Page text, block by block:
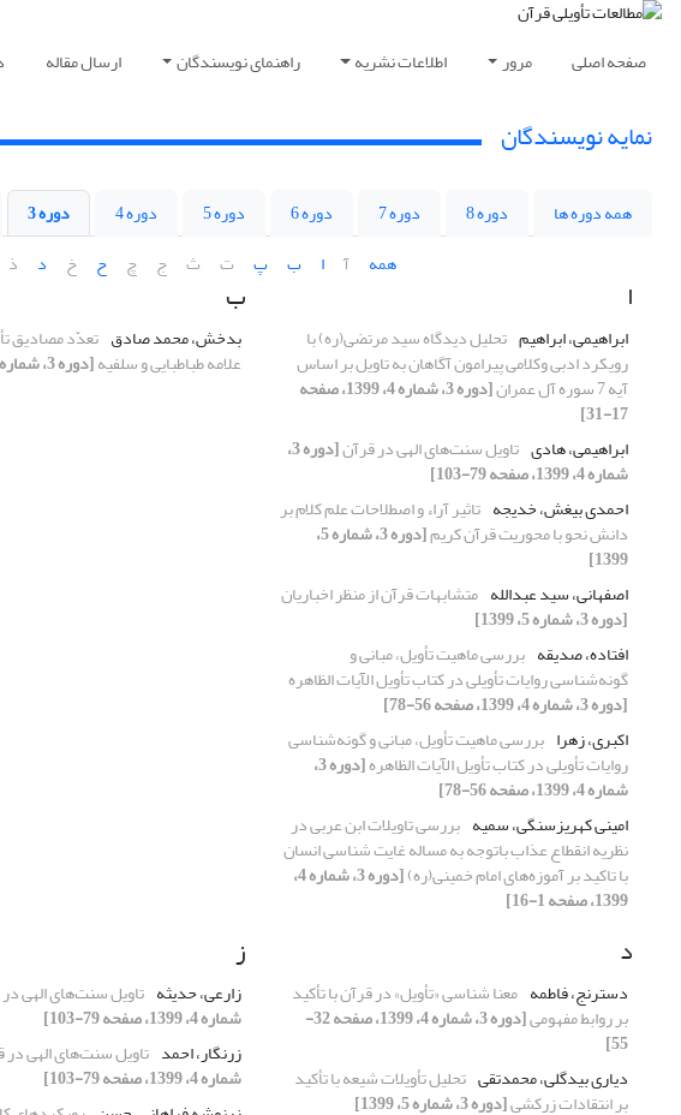
صفحه اصلی مرور اطلاعات نشریه راهنمای نویسندگان ارسال مقاله
نمایه نویسندگان
همه دوره ها دوره 8 دوره 7 دوره 6 دوره 5 دوره 4 دوره 3
همه
آ ا ب پ ت ث ج چ ح خ د ذ
ا
ابراهیمی، ابراهیم تحلیل دیدگاه سید مرتضی(ره) با
رویکرد ادبی وکلامی پیرامون آگاهان به تاویل بر اساس
آیه 7 سوره آل عمران [دوره 3، شماره 4، 1399، صفحه
17-31]
ابراهیمی، هادی تاویل سنت‌های الهی در قرآن [دوره 3،
شماره 4، 1399، صفحه 79-103]
احمدی بیغش، خدیجه تاثیر آراء و اصطلاحات علم کلام بر
دانش نحو با محوریت قرآن کریم [دوره 3، شماره 5،
1399]
اصفهانی، سید عبدالله متشابهات قرآن از منظر اخباریان
[دوره 3، شماره 5، 1399]
افتاده، صدیقه بررسی ماهیت تأویل، مبانی و
گونه‌شناسی روایات تأویلی در کتاب تأویل الآیات الظاهره
[دوره 3، شماره 4، 1399، صفحه 56-78]
اکبری، زهرا بررسی ماهیت تأویل، مبانی و گونه‌شناسی
روایات تأویلی در کتاب تأویل الآیات الظاهره [دوره 3،
شماره 4، 1399، صفحه 56-78]
امینی کهریزسنگی، سمیه بررسی تاویلات ابن عربی در
نظریه انقطاع عذاب باتوجه به مساله غایت شناسی انسان
با تاکید بر آموزه‌های امام خمینی(ره) [دوره 3، شماره 4،
1399، صفحه 1-16]
ب
بدخش، محمد صادق تعدّد مصادیق
علامه طباطبایی و سلفیه[دوره 3، شماره 5، 1399]
د
دسترنج، فاطمه معنا شناسی «تأویل» در قرآن با تأکید
بر روابط مفهومی [دوره 3، شماره 4، 1399، صفحه 32-
55]
دیاری بیدگلی، محمدتقی تحلیل تأویلات شیعه با تأکید
بر انتقادات زرکشی[دوره 3، شماره 5، 1399]
ز
زارعی، حدیثه تاویل سنت‌های الهی
شماره 4، 1399، صفحه 79-103]
زرنگار، احمد تاویل سنت‌های الهی در
شماره 4، 1399، صفحه 79-103]